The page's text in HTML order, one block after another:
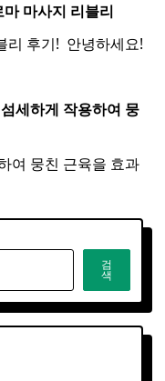
마 마사지 리블리
리 후기! ​ 안녕하세요!
세하게 작용하여 뭉
여 뭉친 근육을 효과
검
색